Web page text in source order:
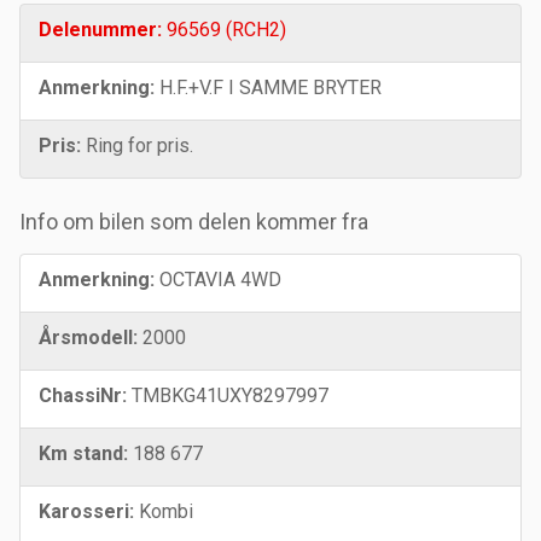
Delenummer: 96569 (RCH2)
Anmerkning: H.F.+V.F I SAMME BRYTER
Pris: Ring for pris.
Info om bilen som delen kommer fra
Anmerkning: OCTAVIA 4WD
Årsmodell: 2000
ChassiNr: TMBKG41UXY8297997
Km stand: 188 677
Karosseri: Kombi